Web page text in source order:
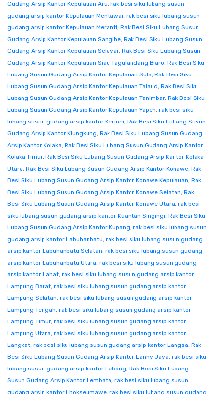
Gudang Arsip Kantor Kepulauan Aru, rak besi siku lubang susun
gudang arsip kantor Kepulauan Mentawai, rak besi siku lubang susun
gudang arsip kantor Kepulauan Meranti, Rak Besi Siku Lubang Susun
Gudang Arsip Kantor Kepulauan Sangihe, Rak Besi Siku Lubang Susun
Gudang Arsip Kantor Kepulauan Selayar, Rak Besi Siku Lubang Susun
Gudang Arsip Kantor Kepulauan Siau Tagulandang Biaro, Rak Besi Siku
Lubang Susun Gudang Arsip Kantor Kepulauan Sula, Rak Besi Siku
Lubang Susun Gudang Arsip Kantor Kepulauan Talaud, Rak Besi Siku
Lubang Susun Gudang Arsip Kantor Kepulauan Tanimbar, Rak Besi Siku
Lubang Susun Gudang Arsip Kantor Kepulauan Yapen, rak besi siku
lubang susun gudang arsip kantor Kerinci, Rak Besi Siku Lubang Susun
Gudang Arsip Kantor Klungkung, Rak Besi Siku Lubang Susun Gudang
Arsip Kantor Kolaka, Rak Besi Siku Lubang Susun Gudang Arsip Kantor
Kolaka Timur, Rak Besi Siku Lubang Susun Gudang Arsip Kantor Kolaka
Utara, Rak Besi Siku Lubang Susun Gudang Arsip Kantor Konawe, Rak
Besi Siku Lubang Susun Gudang Arsip Kantor Konawe Kepulauan, Rak
Besi Siku Lubang Susun Gudang Arsip Kantor Konawe Selatan, Rak
Besi Siku Lubang Susun Gudang Arsip Kantor Konawe Utara, rak besi
siku lubang susun gudang arsip kantor Kuantan Singingi, Rak Besi Siku
Lubang Susun Gudang Arsip Kantor Kupang, rak besi siku lubang susun
gudang arsip kantor Labuhanbatu, rak besi siku lubang susun gudang
arsip kantor Labuhanbatu Selatan, rak besi siku lubang susun gudang
arsip kantor Labuhanbatu Utara, rak besi siku lubang susun gudang
arsip kantor Lahat, rak besi siku lubang susun gudang arsip kantor
Lampung Barat, rak besi siku lubang susun gudang arsip kantor
Lampung Selatan, rak besi siku lubang susun gudang arsip kantor
Lampung Tengah, rak besi siku lubang susun gudang arsip kantor
Lampung Timur, rak besi siku lubang susun gudang arsip kantor
Lampung Utara, rak besi siku lubang susun gudang arsip kantor
Langkat, rak besi siku lubang susun gudang arsip kantor Langsa, Rak
Besi Siku Lubang Susun Gudang Arsip Kantor Lanny Jaya, rak besi siku
lubang susun gudang arsip kantor Lebong, Rak Besi Siku Lubang
Susun Gudang Arsip Kantor Lembata, rak besi siku lubang susun
gudang arsip kantor Lhokseumawe, rak besi siku lubang susun gudang